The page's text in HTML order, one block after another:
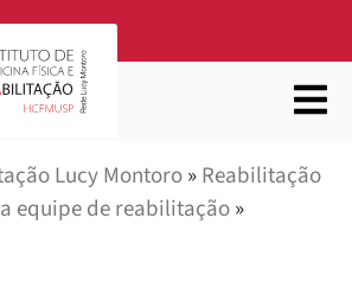
Lucy Montoro»Reabilitação
equipe de reabilitação»